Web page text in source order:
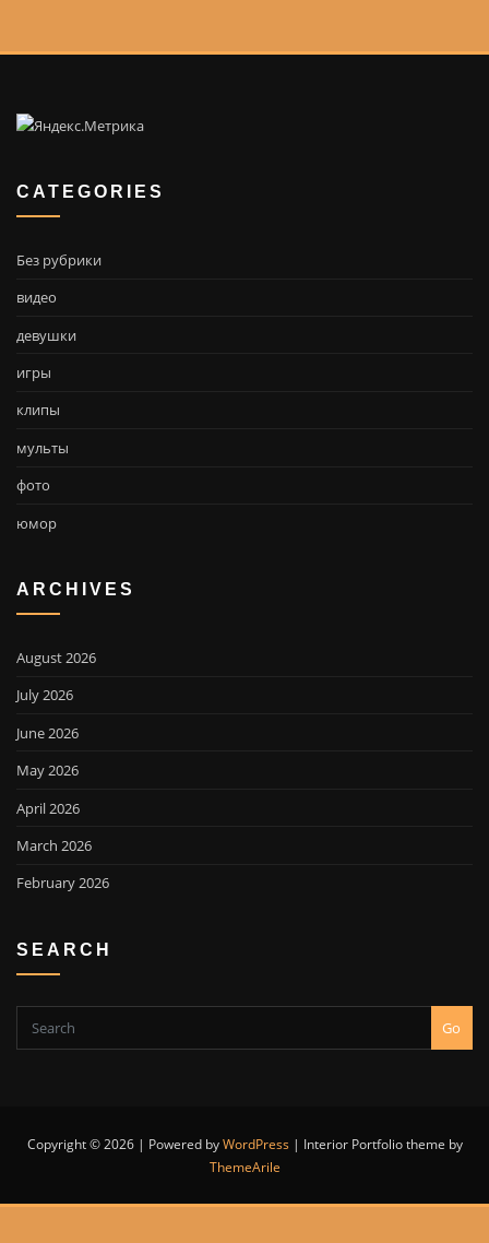
CATEGORIES
Без рубрики
видео
девушки
игры
клипы
мульты
фото
юмор
ARCHIVES
August 2026
July 2026
June 2026
May 2026
April 2026
March 2026
February 2026
SEARCH
Go
Copyright © 2026 | Powered byWordPress | Interior Portfolio theme by
ThemeArile